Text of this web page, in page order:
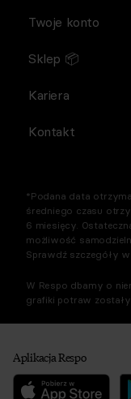
Twoje konto
Sklep 📦
Kariera
Kontakt
*Podana data
średniego czasu
6 miesięcy.
możliwość
Sprawdź szczegóły
W Respo dbamy o
grafiki potraw
Aplikacja Respo